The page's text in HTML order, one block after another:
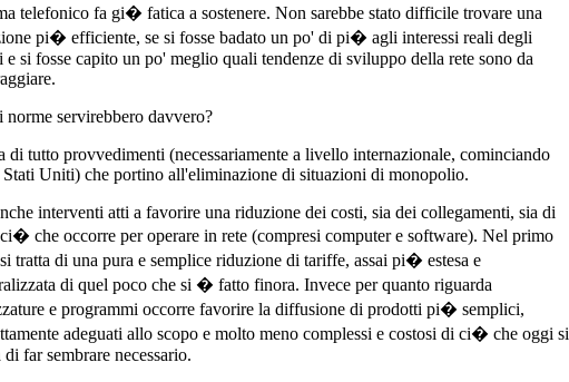
telefonico fa gi� fatica a sostenere. Non sarebbe stato difficile trovare una
pi� efficiente, se si fosse badato un po' di pi� agli interessi reali degli
e si fosse capito un po' meglio quali tendenze di sviluppo della rete sono da
norme servirebbero davvero?
di tutto provvedimenti (necessariamente a livello internazionale, cominciando
Uniti) che portino all'eliminazione di situazioni di monopolio.
interventi atti a favorire una riduzione dei costi, sia dei collegamenti, sia di
che occorre per operare in rete (compresi computer e software). Nel primo
tratta di una pura e semplice riduzione di tariffe, assai pi� estesa e
di quel poco che si � fatto finora. Invece per quanto riguarda
e programmi occorre favorire la diffusione di prodotti pi� semplici,
adeguati allo scopo e molto meno complessi e costosi di ci� che oggi si
di far sembrare necessario.